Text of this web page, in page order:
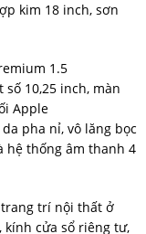
kim 18 inch, sơn
1.5
10,25 inch, màn
Apple
pha nỉ, vô lăng bọc
hệ thống âm thanh 4
trí nội thất ở
kính cửa sổ riêng tư,